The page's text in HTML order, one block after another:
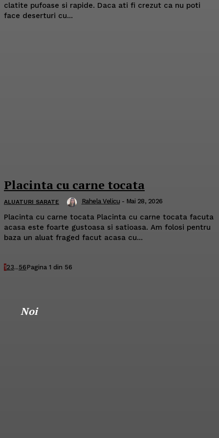
clatite pufoase si rapide. Daca ati fi crezut ca nu poti
face deserturi cu...
Placinta cu carne tocata
ALUATURI SARATE Rahela Velicu - Mai 28, 2026
Placinta cu carne tocata Placinta cu carne tocata facuta
acasa este foarte gustoasa si satioasa. Am folosi pentru
baza un aluat fraged facut acasa cu...
123...56Pagina 1 din 56
Noi